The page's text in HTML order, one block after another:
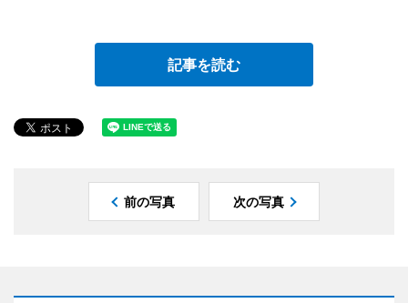
記事を読む
前の写真 次の写真